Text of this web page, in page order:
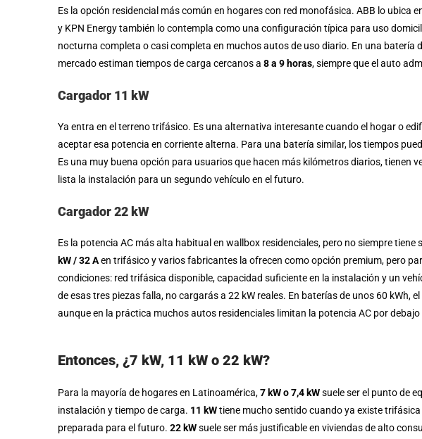
Es la opción residencial más común en hogares con red monofásica. ABB lo ubica
y KPN Energy también lo contempla como una configuración típica para uso
nocturna completa o casi completa en muchos autos de uso diario. En una batería
mercado estiman tiempos de carga cercanos a 8 a 9 horas, siempre que el auto
Cargador 11 kW
Ya entra en el terreno trifásico. Es una alternativa interesante cuando el hogar o
aceptar esa potencia en corriente alterna. Para una batería similar, los tiempos
Es una muy buena opción para usuarios que hacen más kilómetros diarios, tienen
lista la instalación para un segundo vehículo en el futuro.
Cargador 22 kW
Es la potencia AC más alta habitual en wallbox residenciales, pero no siempre tiene
kW / 32 Aen trifásico y varios fabricantes la ofrecen como opción premium, pero
condiciones: red trifásica disponible, capacidad suficiente en la instalación y un
de esas tres piezas falla, no cargarás a 22 kW reales. En baterías de unos 60 kWh,
aunque en la práctica muchos autos residenciales limitan la potencia AC por debajo
Entonces, ¿7 kW, 11 kW o 22 kW?
Para la mayoría de hogares en Latinoamérica,7 kW o 7,4 kWsuele ser el punto de
instalación y tiempo de carga. 11 kWtiene mucho sentido cuando ya existe
preparada para el futuro. 22 kWsuele ser más justificable en viviendas de alto